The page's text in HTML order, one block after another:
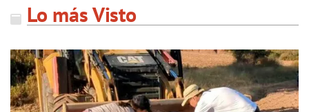
Lo más Visto